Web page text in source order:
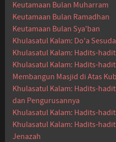
Keutamaan Bulan Muharram
Keutamaan Bulan Ramadhan
Keutamaan Bulan Sya'ban
Khulasatul Kalam: Do'a
Khulasatul Kalam: Hadits-
Khulasatul Kalam: Hadits-
Membangun Masjid di Atas
Khulasatul Kalam: Hadits-
dan Pengurusannya
Khulasatul Kalam: Hadits-
Khulasatul Kalam: Hadits-
Jenazah